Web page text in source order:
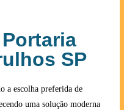
SP
a escolha preferida de
uma solução moderna